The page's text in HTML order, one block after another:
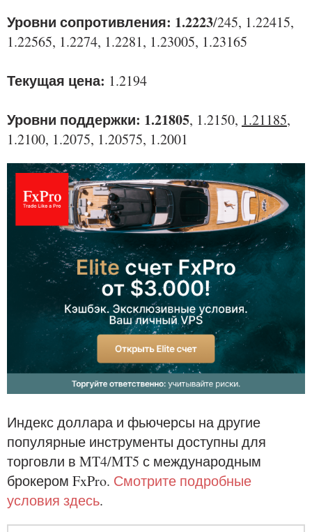
Уровни сопротивления: 1.2223/245, 1.22415,
1.22565, 1.2274, 1.2281, 1.23005, 1.23165
Текущая цена: 1.2194
Уровни поддержки: 1.21805, 1.2150, 1.21185,
1.2100, 1.2075, 1.20575, 1.2001
Индекс доллара и фьючерсы на другие
популярные инструменты доступны для
торговли в MT4/MT5 с международным
брокером FxPro. Смотрите подробные
условия здесь.